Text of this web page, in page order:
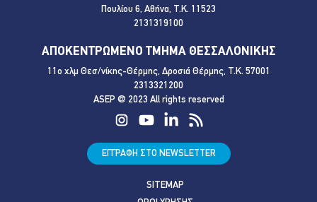
Πουλίου 6, Αθήνα, Τ.Κ. 11523
2131319100
ΑΠΟΚΕΝΤΡΩΜΕΝΟ ΤΜΗΜΑ ΘΕΣΣΑΛΟΝΙΚΗΣ
11ο χλμ Θεσ/νίκης-Θέρμης, Δροσιά Θέρμης, Τ.Κ. 57001
2313321200
ASEP @ 2023 All rights reserved
ΕΓΓΡΑΦΗ ΣΤΟ NEWSLETTER
SITEMAP